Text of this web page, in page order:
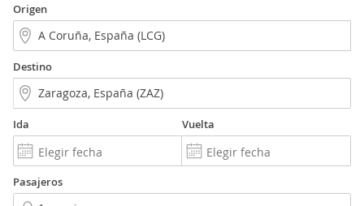
Origen
Destino
Ida Vuelta
Pasajeros